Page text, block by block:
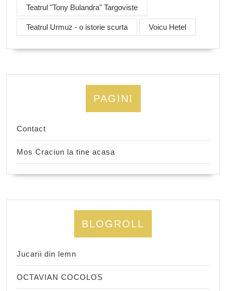
Teatrul "Tony Bulandra" Targoviste
Teatrul Urmuz - o istorie scurta Voicu Hetel
PAGINI
Contact
Mos Craciun la tine acasa
BLOGROLL
Jucarii din lemn
OCTAVIAN COCOLOS